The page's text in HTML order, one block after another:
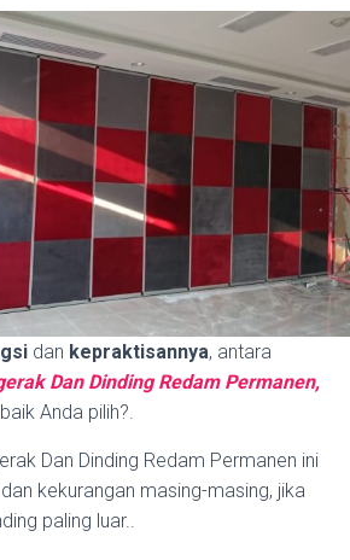
dan kepraktisannya, antara
Dan Dinding Redam Permanen,
Anda pilih?.
Dan Dinding Redam Permanen ini
kekurangan masing-masing, jika
paling luar..